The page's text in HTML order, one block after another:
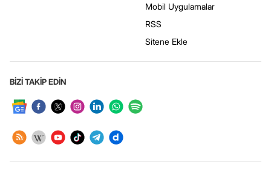
Mobil Uygulamalar
RSS
Sitene Ekle
BİZİ TAKİP EDİN